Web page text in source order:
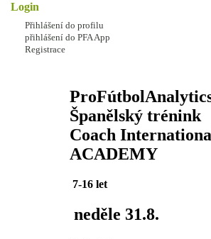
Login
Přihlášení do profilu
přihlášení do PFA App
Registrace
Objektivní analýza
FOTBALOVÉ
Španělský trénink
Coach
ACADEMY
7-16 let
neděle 31.8.